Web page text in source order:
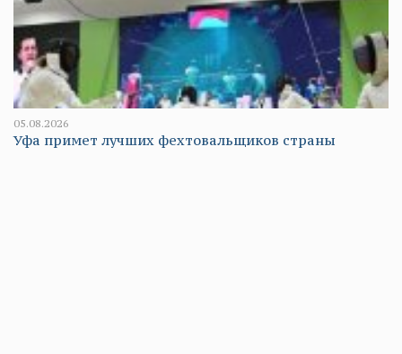
05.08.2026
Уфа примет лучших фехтовальщиков страны